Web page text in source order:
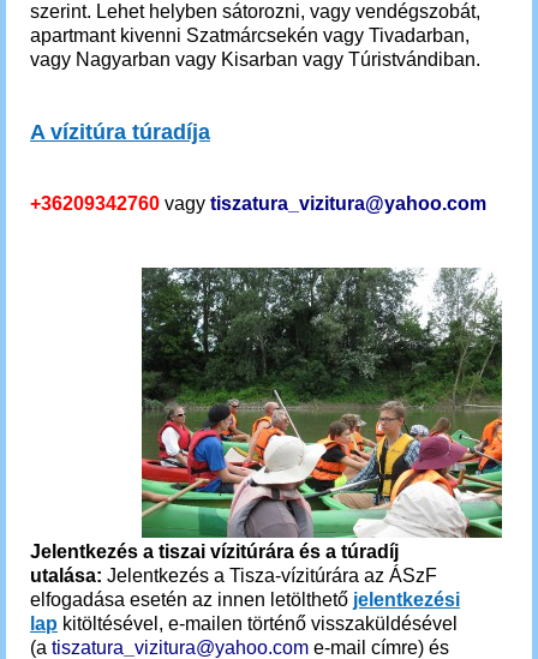
szerint. Lehet helyben sátorozni, vagy vendégszobát,
apartmant kivenni Szatmárcsekén vagy Tivadarban,
vagy Nagyarban vagy Kisarban vagy Túristvándiban.
A vízitúra túradíja
+36209342760 vagy tiszatura_vizitura@yahoo.com
Jelentkezés a tiszai vízitúrára és a túradíj
utalása: Jelentkezés a Tisza-vízitúrára az ÁSzF
elfogadása esetén az innen letölthető jelentkezési
lap kitöltésével, e-mailen történő visszaküldésével
(a tiszatura vizitura@yahoo.com e-mail címre) és